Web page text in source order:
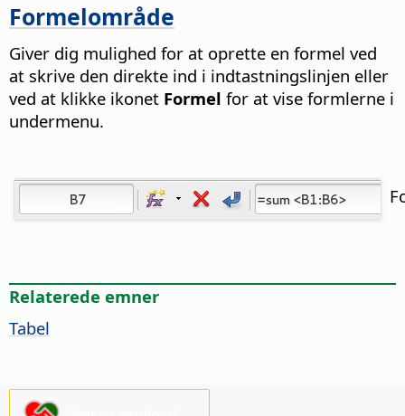
Formelområde
Giver dig mulighed for at oprette en formel ved
at skrive den direkte ind i indtastningslinjen eller
ved at klikke ikonet Formel for at vise formlerne i
undermenu.
Relaterede emner
Tabel